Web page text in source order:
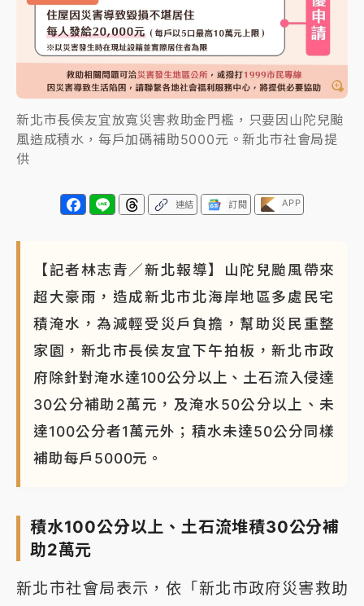
新北市長侯友宜放寬災害救助金門檻，只要因山陀兒颱
風造成積水，每戶加碼補助5000元。新北市社會局提
供
連結 訂閱 APP
【記者林志青／新北報導】山陀兒颱風帶來
超大豪雨，造成新北市北海岸地區多處民宅
積淹水，為減輕受災戶負擔，幫助災民重整
家園，新北市長侯友宜下午拍板，新北市政
府除針對淹水達100公分以上、土石流入侵達
30公分補助2萬元，及淹水50公分以上、未
達100公分者1萬元外；積水未達50公分同樣
補助每戶5000元。
積水100公分以上、土石流堆積30公分補
助2萬元
新北市社會局表示，依「新北市政府災害救助